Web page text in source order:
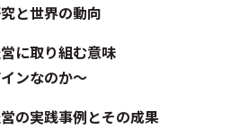
と世界の動向
に取り組む意味
ンなのか〜
の実践事例とその成果